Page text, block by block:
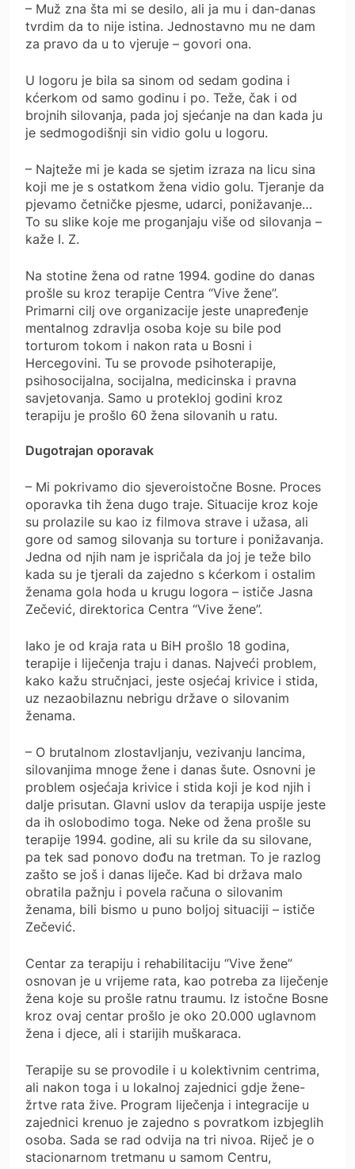
– Muž zna šta mi se desilo, ali ja mu i dan-danas
tvrdim da to nije istina. Jednostavno mu ne dam
za pravo da u to vjeruje – govori ona.
U logoru je bila sa sinom od sedam godina i
kćerkom od samo godinu i po. Teže, čak i od
brojnih silovanja, pada joj sjećanje na dan kada ju
je sedmogodišnji sin vidio golu u logoru.
– Najteže mi je kada se sjetim izraza na licu sina
koji me je s ostatkom žena vidio golu. Tjeranje da
pjevamo četničke pjesme, udarci, ponižavanje…
To su slike koje me proganjaju više od silovanja –
kaže I. Z.
Na stotine žena od ratne 1994. godine do danas
prošle su kroz terapije Centra “Vive žene”.
Primarni cilj ove organizacije jeste unapređenje
mentalnog zdravlja osoba koje su bile pod
torturom tokom i nakon rata u Bosni i
Hercegovini. Tu se provode psihoterapije,
psihosocijalna, socijalna, medicinska i pravna
savjetovanja. Samo u protekloj godini kroz
terapiju je prošlo 60 žena silovanih u ratu.
Dugotrajan oporavak
– Mi pokrivamo dio sjeveroistočne Bosne. Proces
oporavka tih žena dugo traje. Situacije kroz koje
su prolazile su kao iz filmova strave i užasa, ali
gore od samog silovanja su torture i ponižavanja.
Jedna od njih nam je ispričala da joj je teže bilo
kada su je tjerali da zajedno s kćerkom i ostalim
ženama gola hoda u krugu logora – ističe Jasna
Zečević, direktorica Centra “Vive žene”.
Iako je od kraja rata u BiH prošlo 18 godina,
terapije i liječenja traju i danas. Najveći problem,
kako kažu stručnjaci, jeste osjećaj krivice i stida,
uz nezaobilaznu nebrigu države o silovanim
ženama.
– O brutalnom zlostavljanju, vezivanju lancima,
silovanjima mnoge žene i danas šute. Osnovni je
problem osjećaja krivice i stida koji je kod njih i
dalje prisutan. Glavni uslov da terapija uspije jeste
da ih oslobodimo toga. Neke od žena prošle su
terapije 1994. godine, ali su krile da su silovane,
pa tek sad ponovo dođu na tretman. To je razlog
zašto se još i danas liječe. Kad bi država malo
obratila pažnju i povela računa o silovanim
ženama, bili bismo u puno boljoj situaciji – ističe
Zečević.
Centar za terapiju i rehabilitaciju “Vive žene”
osnovan je u vrijeme rata, kao potreba za liječenje
žena koje su prošle ratnu traumu. Iz istočne Bosne
kroz ovaj centar prošlo je oko 20.000 uglavnom
žena i djece, ali i starijih muškaraca.
Terapije su se provodile i u kolektivnim centrima,
ali nakon toga i u lokalnoj zajednici gdje žene-
žrtve rata žive. Program liječenja i integracije u
zajednici krenuo je zajedno s povratkom izbjeglih
osoba. Sada se rad odvija na tri nivoa. Riječ je o
stacionarnom tretmanu u samom Centru,